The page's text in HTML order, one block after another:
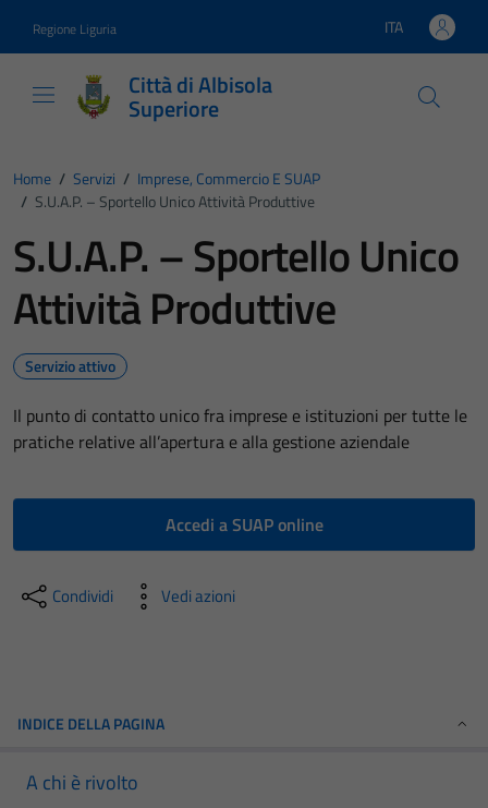
Regione Liguria Lingua attiva:
ITA
Città di Albisola
Superiore
Home / Servizi / Imprese, Commercio E SUAP
/ S.U.A.P. – Sportello Unico Attività Produttive
S.U.A.P. – Sportello Unico
Attività Produttive
Servizio attivo
Il punto di contatto unico fra imprese e istituzioni per tutte le
pratiche relative all’apertura e alla gestione aziendale
Accedi a SUAP online
Condividi Vedi azioni
INDICE DELLA PAGINA
A chi è rivolto